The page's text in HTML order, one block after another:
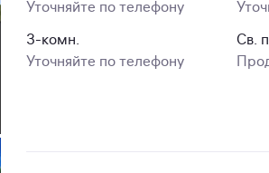
Уточняйте по телефону
3-комн.
Уточняйте по телефону
Св.